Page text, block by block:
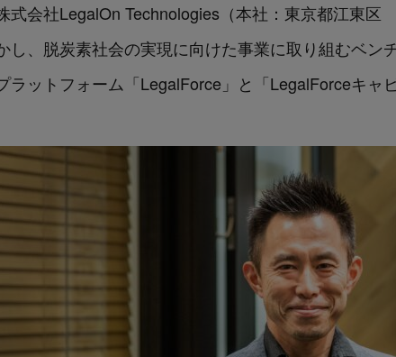
式会社LegalOn Technologies（本社：東京都江東
し、脱炭素社会の実現に向けた事業に取り組むベ
ラットフォーム「LegalForce」と「LegalForceキャ